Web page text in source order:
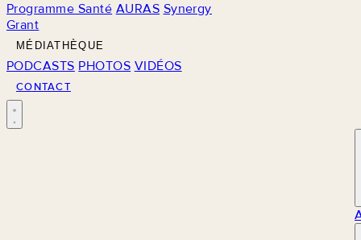
Programme Santé AURAS Synergy
Grant
MÉDIATHÈQUE
PODCASTS PHOTOS VIDÉOS
CONTACT